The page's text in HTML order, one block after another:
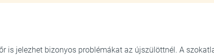
is jelezhet bizonyos problémákat az újszülöttnél. A